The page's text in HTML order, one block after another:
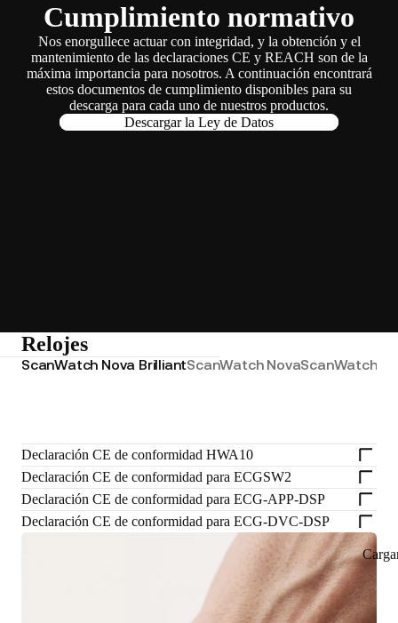
Cumplimiento normativo
Nos enorgullece actuar con integridad, y la obtención y el
mantenimiento de las declaraciones CE y REACH son de la
máxima importancia para nosotros. A continuación encontrará
estos documentos de cumplimiento disponibles para su
descarga para cada uno de nuestros productos.
Descargar la Ley de Datos
Relojes
ScanWatch Nova BrilliantScanWatch NovaScanWatch 2
Declaración CE de conformidad HWA10
Declaración CE de conformidad para ECGSW2
Declaración CE de conformidad para ECG-APP-DSP
Declaración CE de conformidad para ECG-DVC-DSP